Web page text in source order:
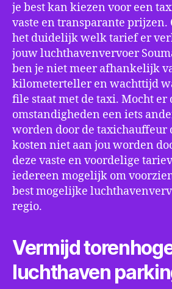
je best kan kiezen voor een
vaste en transparante prijzen.
het duidelijk welk tarief er
jouw luchthavenvervoer
ben je niet meer afhankelijk
kilometerteller en wachttijd
file staat met de taxi. Mocht er
omstandigheden een iets
worden door de taxichauffeur
kosten niet aan jou worden
deze vaste en voordelige
iedereen mogelijk om
best mogelijke
regio.
Vermijd
luchthaven